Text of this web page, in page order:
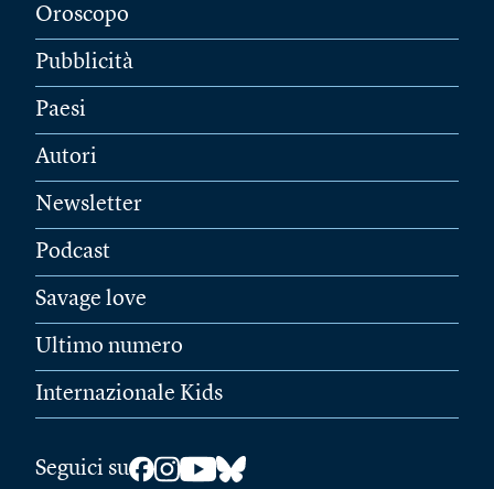
Oroscopo
Pubblicità
Paesi
Autori
Newsletter
Podcast
Savage love
Ultimo numero
Internazionale Kids
Seguici su